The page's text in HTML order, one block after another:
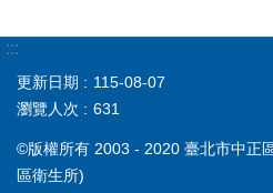
:::
更新日期
115-08-07
瀏覽人次
631
©版權所有 2003 - 2020 臺北市中正
區衛生所)